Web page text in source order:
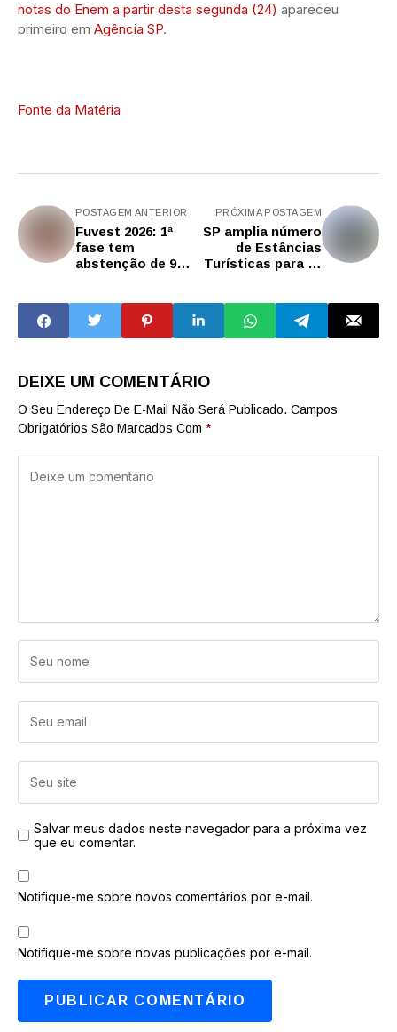
notas do Enem a partir desta segunda (24) apareceu
primeiro em Agência SP.
Fonte da Matéria
POSTAGEM ANTERIOR
Fuvest 2026: 1ª
fase tem
abstenção de 9%;
PRÓXIMA POSTAGEM
SP amplia número
de Estâncias
Turísticas para 78
votação na Alesp
DEIXE UM COMENTÁRIO
O Seu Endereço De E-Mail Não Será Publicado. Campos
Obrigatórios São Marcados Com *
Salvar meus dados neste navegador para a próxima vez
que eu comentar.
Notifique-me sobre novos comentários por e-mail.
Notifique-me sobre novas publicações por e-mail.